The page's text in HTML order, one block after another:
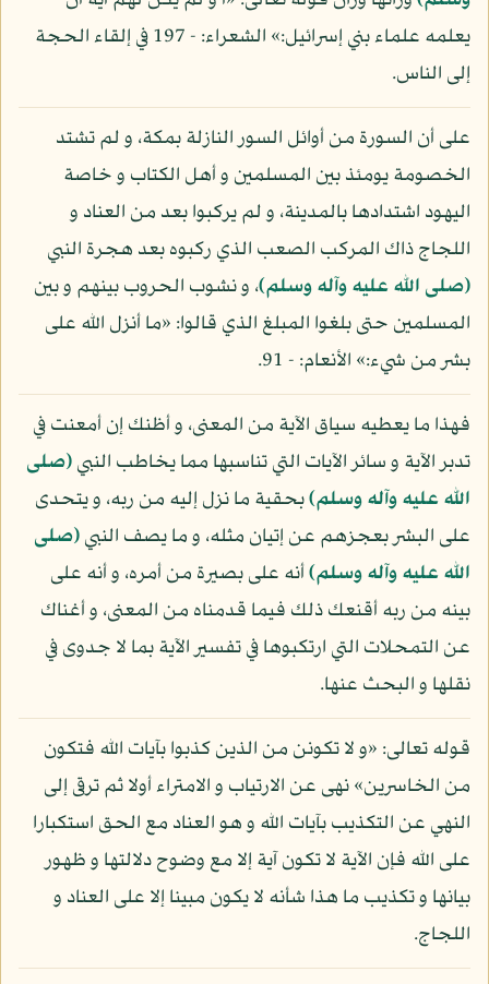
يعلمه علماء بني إسرائيل:» الشعراء: - 197 في إلقاء الحجة
إلى الناس.
على أن السورة من أوائل السور النازلة بمكة، و لم تشتد
الخصومة يومئذ بين المسلمين و أهل الكتاب و خاصة
اليهود اشتدادها بالمدينة، و لم يركبوا بعد من العناد و
اللجاج ذاك المركب الصعب الذي ركبوه بعد هجرة النبي
(صلى الله عليه وآله وسلم)، و نشوب الحروب بينهم و بين
المسلمين حتى بلغوا المبلغ الذي قالوا: «ما أنزل الله على
بشر من شيء:» الأنعام: - 91.
فهذا ما يعطيه سياق الآية من المعنى، و أظنك إن أمعنت في
تدبر الآية و سائر الآيات التي تناسبها مما يخاطب النبي(صلى
الله عليه وآله وسلم)بحقية ما نزل إليه من ربه، و يتحدى
على البشر بعجزهم عن إتيان مثله، و ما يصف النبي(صلى
الله عليه وآله وسلم)أنه على بصيرة من أمره، و أنه على
بينه من ربه أقنعك ذلك فيما قدمناه من المعنى، و أغناك
عن التمحلات التي ارتكبوها في تفسير الآية بما لا جدوى في
نقلها و البحث عنها.
قوله تعالى: «و لا تكونن من الذين كذبوا بآيات الله فتكون
من الخاسرين» نهى عن الارتياب و الامتراء أولا ثم ترقى إلى
النهي عن التكذيب بآيات الله و هو العناد مع الحق استكبارا
على الله فإن الآية لا تكون آية إلا مع وضوح دلالتها و ظهور
بيانها و تكذيب ما هذا شأنه لا يكون مبينا إلا على العناد و
اللجاج.